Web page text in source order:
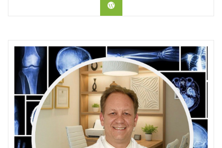
Hablar con el Doctor